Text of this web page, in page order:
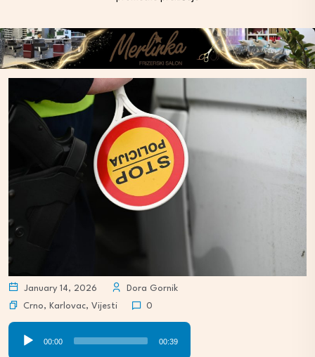
January 14, 2026
Dora Gornik
Crno, Karlovac, Vijesti 0
Audio
Player
00:00 00:39